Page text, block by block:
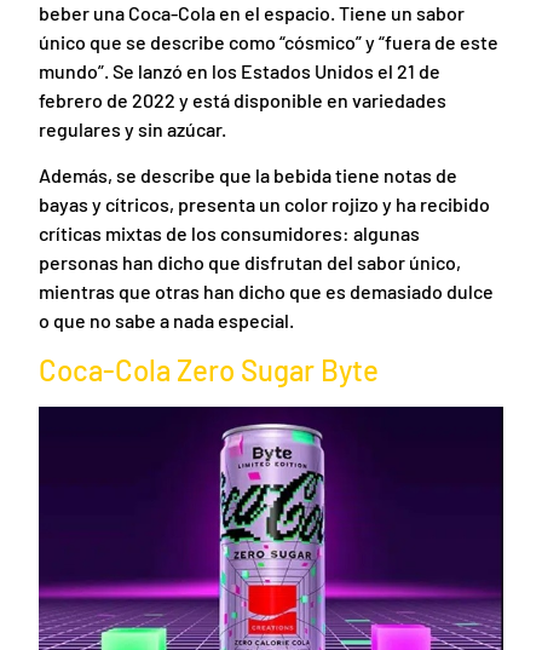
beber una Coca-Cola en el espacio. Tiene un sabor
único que se describe como “cósmico” y “fuera de este
mundo”. Se lanzó en los Estados Unidos el 21 de
febrero de 2022 y está disponible en variedades
regulares y sin azúcar.
Además, se describe que la bebida tiene notas de
bayas y cítricos, presenta un color rojizo y ha recibido
críticas mixtas de los consumidores: algunas
personas han dicho que disfrutan del sabor único,
mientras que otras han dicho que es demasiado dulce
o que no sabe a nada especial.
Coca-Cola Zero Sugar Byte